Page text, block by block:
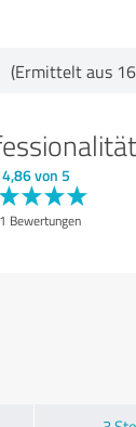
(Ermittelt aus
4,86 von 5
Bewertungen